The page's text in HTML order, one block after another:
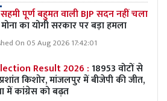
सहमी पूर्ण बहुमत वाली BJP सदन नहीं चला
मोना का योगी सरकार पर बड़ा हमला
On 05 Aug 2026 17:42:01
Result 2026 :18953 वोटों से
किशोर, मांजलपुर में बीजेपी की जीत,
में कांग्रेस को बढ़त